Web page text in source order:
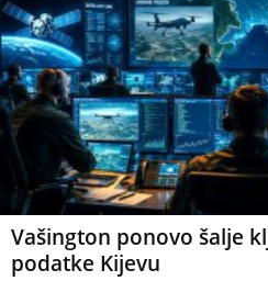
Vašington ponovo šalje
podatke Kijevu